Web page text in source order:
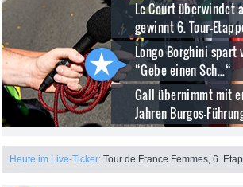
Le Court überwindet
gewinnt 6. Tour-
Longo Borghini spart
“Gebe einen Sch...“
Gall übernimmt mit
Jahren Burgos-
Heute im Live-Ticker: Tour de France Femmes, 6.